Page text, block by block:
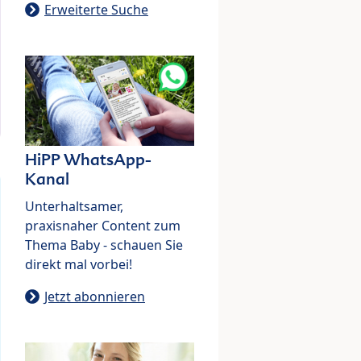
Erweiterte Suche
HiPP WhatsApp-
Kanal
Unterhaltsamer,
praxisnaher Content zum
Thema Baby - schauen Sie
direkt mal vorbei!
Jetzt abonnieren